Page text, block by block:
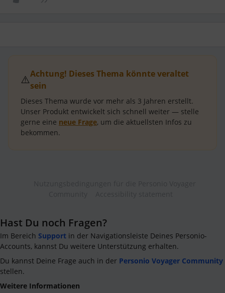
⚠️Achtung! Dieses Thema könnte veraltet
sein
Dieses Thema wurde vor mehr als 3 Jahren erstellt.
Unser Produkt entwickelt sich schnell weiter — stelle
gerne eine neue Frage, um die aktuellsten Infos zu
bekommen.
Hast Du noch Fragen?
Im Bereich Support in der Navigationsleiste Deines Personio-
Accounts, kannst Du weitere Unterstützung erhalten.
Du kannst Deine Frage auch in der Personio Voyager Community
stellen.
Weitere Informationen